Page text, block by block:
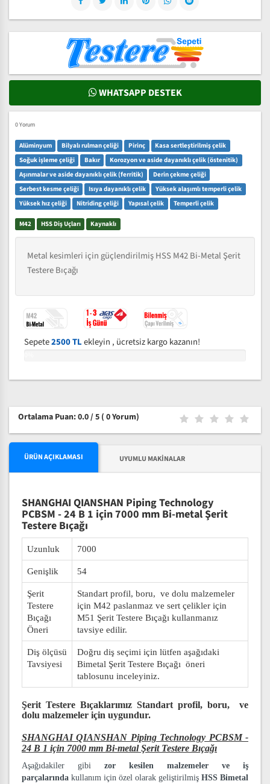
WHATSAPP DESTEK
0 Yorum
Alüminyum Bilyalı rulman çeliği Pirinç
Kasa sertleştirilmiş çelik
Soğuk işleme çeliği
Bakır
Korozyon ve aside dayanıklı çelik (östenitik)
Aşınmalar ve aside dayanıklı çelik (ferritik)
Derin çekme çeliği
Serbest kesme çeliği
Isıya dayanıklı çelik
Yüksek alaşımlı temperli çelik
Yüksek hız çeliği
Nitriding çeliği Yapısal çelik Temperli çelik
M42 HSS Diş Uçları Kaynaklı
Metal kesimleri için güçlendirilmiş HSS M42 Bi-Metal Şerit
Testere Bıçağı
Sepete2500 TLekleyin , ücretsiz kargo kazanın!
Ortalama Puan: 0.0 / 5 ( 0 Yorum)
ÜRÜN AÇIKLAMASI UYUMLU MAKINALAR
SHANGHAI QIANSHAN Piping Technology
PCBSM - 24 B 1 için 7000 mm Bi-metal Şerit
Testere Bıçağı
Uzunluk 7000
Genişlik 54
Şerit
Testere
Bıçağı
Öneri
Standart profil, boru, ve dolu malzemeler
için M42 paslanmaz ve sert çelikler için
M51 Şerit Testere Bıçağı kullanmanız
tavsiye edilir.
Diş ölçüsü
Tavsiyesi
Doğru diş seçimi için lütfen aşağıdaki
Bimetal Şerit Testere Bıçağı öneri
tablosunu inceleyiniz.
Şerit Testere Bıçaklarımız Standart profil, boru, ve
dolu malzemeler için uygundur.
SHANGHAI QIANSHAN Piping Technology PCBSM -
24 B 1 için 7000 mm Bi-metal Şerit Testere Bıçağı
Aşağıdakiler gibi zor kesilen malzemeler ve iş
parçalarında kullanım için özel olarak geliştirilmiş HSS Bimetal